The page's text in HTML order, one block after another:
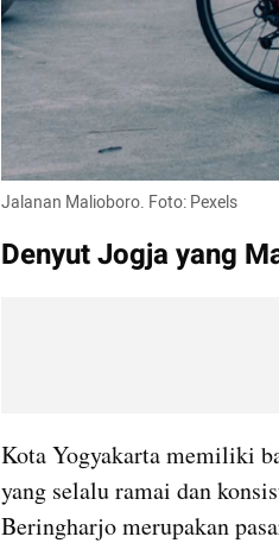
Jalanan Malioboro. Foto: Pexels
Denyut Jogja yang
Kota Yogyakarta memiliki
yang selalu ramai dan
Beringharjo merupakan